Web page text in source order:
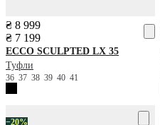
₴ 8 999
₴ 7 199
ECCO SCULPTED LX 35
Туфли
36 37 38 39 40 41
−20%